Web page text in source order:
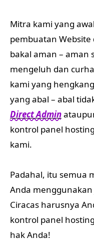
Mitra kami yang
pembuatan Website
bakal aman – aman
mengeluh dan
kami yang
yang abal – abal
Direct Admin
kontrol panel
kami.
Padahal, itu semua
Anda
Ciracas harusnya
kontrol panel
hak Anda!